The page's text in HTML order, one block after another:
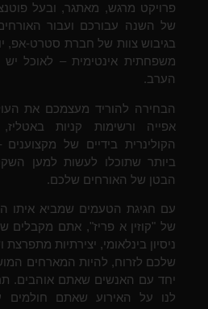
פרויקט מרגש, מאתגר, ובעל
של השנה עבורכם ועבור
בגיבוש צוות של חברת סטרט-אפ,
משפחתית אינטימית – לאוכל
הערב.
הבחירה להוריד מעצמכם את
אפייה ורשימות קניות
הקולינרית בידיים של
ביותר שתוכלו לעשות למען
הבטן של האורחים שלכם.
עם חגיגת הטעמים שמביא איתו
של "קוזין א פריז", אתם מקבלים
ניסיון בינלאומי, יצירתיות
שלכם לזרוח, להיות המארחים
יחד עם האנשים שאתם אוהבים.
לנו על האירוע שאתם חולמים